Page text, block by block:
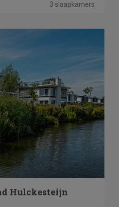
3 slaapkamers
Hulckesteijn